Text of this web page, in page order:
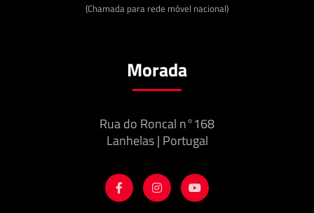
(Chamada para rede móvel nacional)
Morada
Rua do Roncal n°168
Lanhelas | Portugal